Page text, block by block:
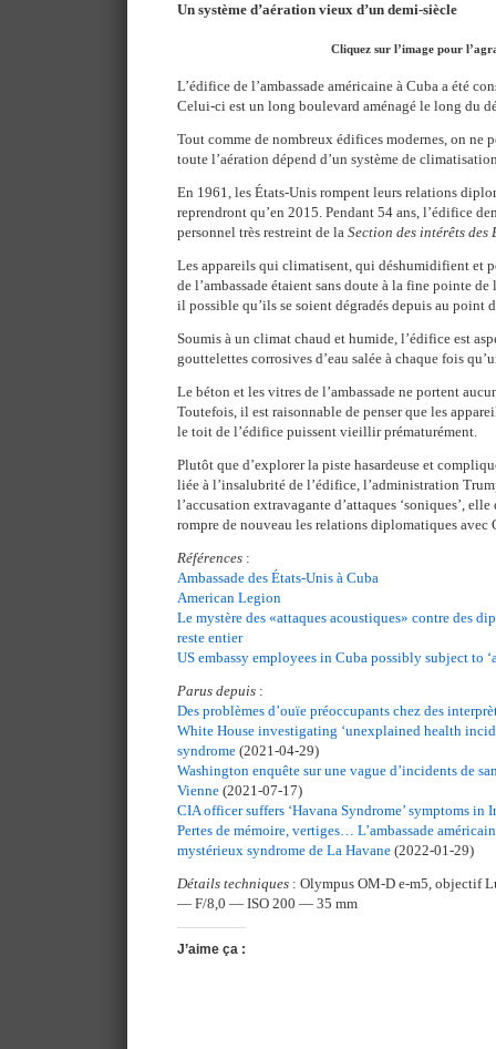
Un système d’aération vieux d’un demi-siècle
Cliquez sur l’image pour
L’édifice de l’ambassade américaine à Cuba a été
Celui-ci est un long boulevard aménagé le long du
Tout comme de nombreux édifices modernes, on ne
toute l’aération dépend d’un système de
En 1961, les États-Unis rompent leurs relations
reprendront qu’en 2015. Pendant 54 ans, l’édifice
personnel très restreint de la Section des intérêts des
Les appareils qui climatisent, qui déshumidifient et
de l’ambassade étaient sans doute à la fine pointe
il possible qu’ils se soient dégradés depuis au point
Soumis à un climat chaud et humide, l’édifice est
gouttelettes corrosives d’eau salée à chaque fois
Le béton et les vitres de l’ambassade ne portent
Toutefois, il est raisonnable de penser que les
le toit de l’édifice puissent vieillir prématurément.
Plutôt que d’explorer la piste hasardeuse et
liée à l’insalubrité de l’édifice, l’administration
l’accusation extravagante d’attaques ‘soniques’,
rompre de nouveau les relations diplomatiques
Références :
Ambassade des États-Unis à Cuba
American Legion
Le mystère des «attaques acoustiques» contre des
reste entier
US embassy employees in Cuba possibly subject to
Parus depuis :
Des problèmes d’ouïe préoccupants chez des
White House investigating ‘unexplained health
syndrome (2021-04-29)
Washington enquête sur une vague d’incidents de
Vienne (2021-07-17)
CIA officer suffers ‘Havana Syndrome’ symptoms in
Pertes de mémoire, vertiges… L’ambassade
mystérieux syndrome de La Havane (2022-01-29)
Détails techniques : Olympus OM-D e-m5, objectif
— F/8,0 — ISO 200 — 35 mm
J’aime ça :